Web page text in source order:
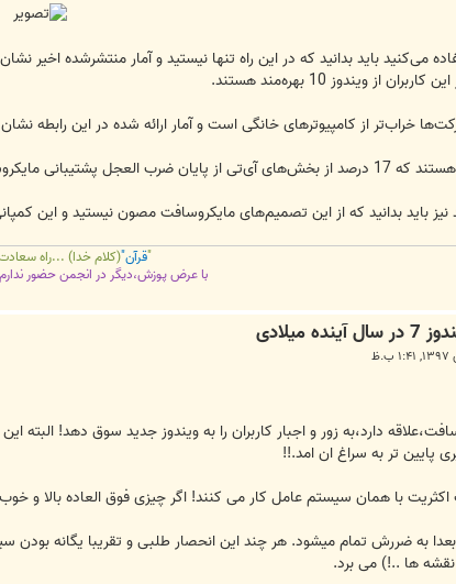
از ویندوز 7 آگاه نبوده‌اند.
"قرآن"(کلام خدا) ...راه
با عرض پوزش،دیگر در انجمن حضور
دارد،به زور و اجبار کاربران را به ویندوز جدید سوق دهد! البته
تر به سراغ ان امد.!!
با همان سیستم عامل کار می کنند! اگر چیزی فوق العاده بالا و
به ضررش تمام میشود. هر چند این انحصار طلبی و تقریبا یگانه
ها ..!) می برد.